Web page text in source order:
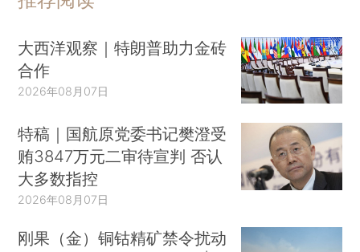
大西洋观察｜特朗普助力金砖
合作
2026年08月07日
特稿｜国航原党委书记樊澄受
贿3847万元二审待宣判 否认
大多数指控
2026年08月07日
刚果（金）铜钴精矿禁令扰动